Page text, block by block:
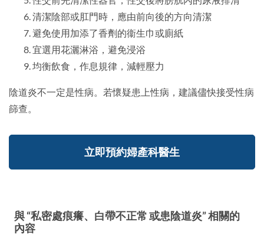
清潔陰部或肛門時，應由前向後的方向清潔
避免使用加添了香劑的衞生巾或廁紙
宜選用花灑淋浴，避免浸浴
均衡飲食，作息規律，減輕壓力
陰道炎不一定是性病。若懷疑患上性病，建議儘快接受性病
篩查。
立即預約婦產科醫生
與 “私密處痕癢、白帶不正常 或患陰道炎” 相關的
內容